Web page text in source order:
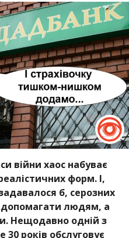
війни хаос набуває
форм. І,
б, серозних
допомагати людям, а
Нещодавно одній з
років обслуговує